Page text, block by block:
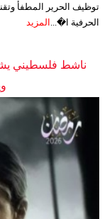
توظيف الحرير المطفأ
الحرفية ا�... المزيد
ناشط فلسطيني